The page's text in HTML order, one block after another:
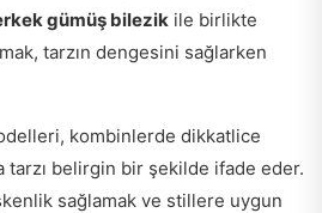
gümüş bilezik ile birlikte
tarzın dengesini sağlarken
kombinlerde dikkatlice
tarzı belirgin bir şekilde ifade eder.
sağlamak ve stillere uygun